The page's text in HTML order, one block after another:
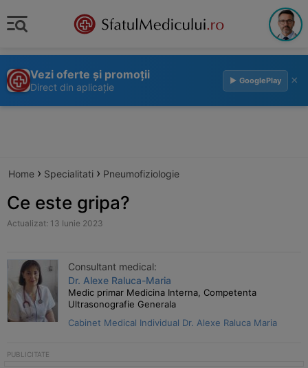
Vezi oferte și promoții
Direct din aplicație
▶ GooglePlay ×
Home › Specialitati › Pneumofiziologie
Ce este gripa?
Actualizat: 13 Iunie 2023
Consultant medical:
Dr. Alexe Raluca-Maria
Medic primar Medicina Interna, Competenta
Ultrasonografie Generala
Cabinet Medical Individual Dr. Alexe Raluca Maria